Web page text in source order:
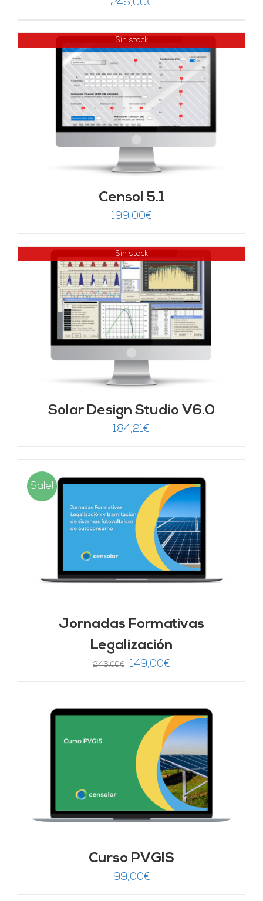
246,00€
Sin stock
Censol 5.1
199,00€
Sin stock
Solar Design Studio V6.0
184,21€
Sale!
Jornadas Formativas
Legalización
246,00€
El
era:
246,00€.
149,00€El
es:
149,00€.
Curso PVGIS
99,00€